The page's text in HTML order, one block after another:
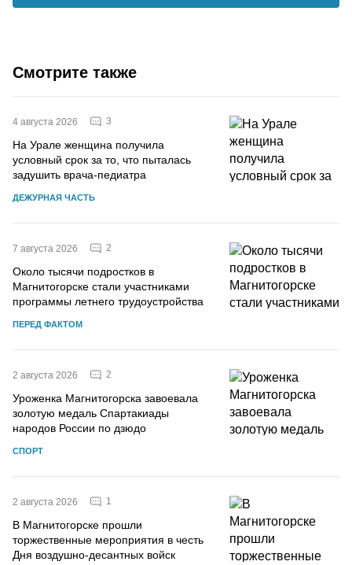
Смотрите также
4 августа 2026 3
На Урале женщина получила
условный срок за то, что пыталась
задушить врача-педиатра
ДЕЖУРНАЯ ЧАСТЬ
7 августа 2026 2
Около тысячи подростков в
Магнитогорске стали участниками
программы летнего трудоустройства
ПЕРЕД ФАКТОМ
2 августа 2026 2
Уроженка Магнитогорска завоевала
золотую медаль Спартакиады
народов России по дзюдо
СПОРТ
2 августа 2026 1
В Магнитогорске прошли
торжественные мероприятия в честь
Дня воздушно-десантных войск